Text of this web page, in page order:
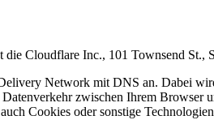
Cloudflare Inc., 101 Townsend
Network mit DNS an. Dabei
zwischen Ihrem Browser
Cookies oder sonstige